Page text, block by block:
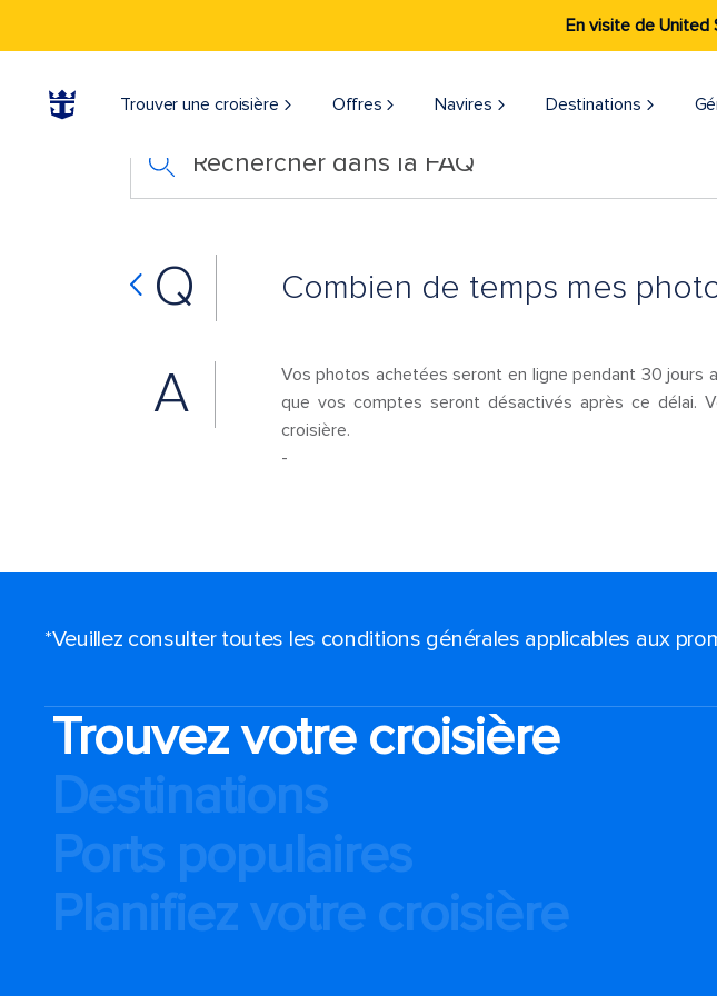
En visite de United
Trouver une croisière Offres Navires Destinations
Rechercher dans la FAQ
Q Combien de temps mes
A
Vos photos achetées seront en ligne pendant 30 jours
que vos comptes seront désactivés après ce délai.
croisière.
-
*Veuillez consulter toutes les conditions générales applicables aux
Trouvez votre croisière
Destinations
Ports populaires
Planifiez votre croisière